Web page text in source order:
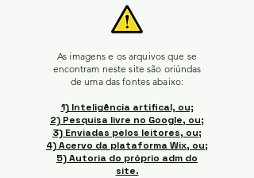
As imagens e os arquivos que se
encontram neste site são oriúndas
de uma das fontes abaixo:
1) Inteligência artifical, ou;
2) Pesquisa livre no Google, ou;
3) Enviadas pelos leitores, ou;
4) Acervo da plataforma Wix, ou;
5) Autoria do próprio adm do
site.